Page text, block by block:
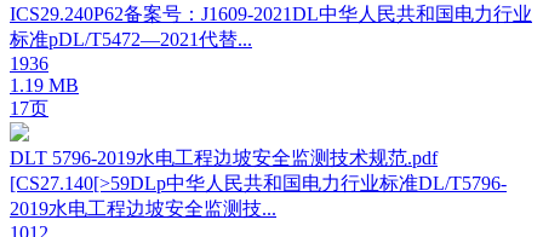
ICS29.240P62备案号：J1609-2021DL中华人民共和国电力行业
标准pDL/T5472—2021代替...
1936
1.19 MB
17页
DLT 5796-2019水电工程边坡安全监测技术规范.pdf
[CS27.140[>59DLp中华人民共和国电力行业标准DL/T5796-
2019水电工程边坡安全监测技...
1012